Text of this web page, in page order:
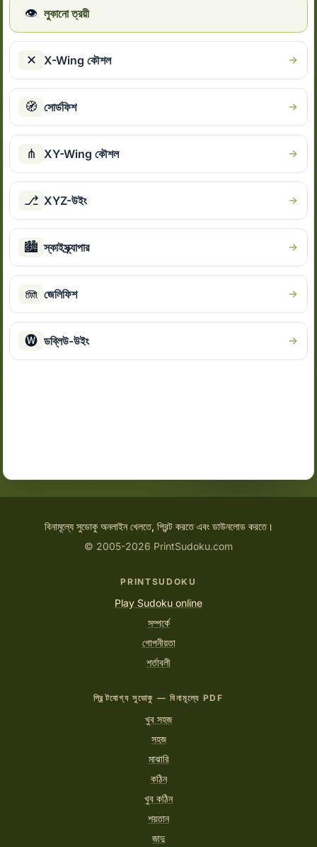
👁 লুকানো ত্রয়ী
✕ X-Wing কৌশল
🧭 সোর্ডফিশ
⋔ XY-Wing কৌশল
⎇ XYZ-উইং
🏙 স্কাইস্ক্র্যাপার
🪼 জেলিফিশ
🅦 ডব্লিউ-উইং
বিনামূল্যে সুডোকু অনলাইন খেলতে, প্রিন্ট করতে এবং ডাউনলোড করতে।
© 2005-2026 PrintSudoku.com
PRINTSUDOKU
Play Sudoku online
সম্পর্কে
গোপনীয়তা
শর্তাবলী
প্রিন্টযোগ্য সুডোকু — বিনামূল্যে PDF
খুব সহজ
সহজ
মাঝারি
কঠিন
খুব কঠিন
শয়তান
জাদু